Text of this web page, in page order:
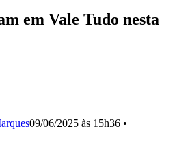
em Vale Tudo nesta
09/06/2025 às 15h36 •